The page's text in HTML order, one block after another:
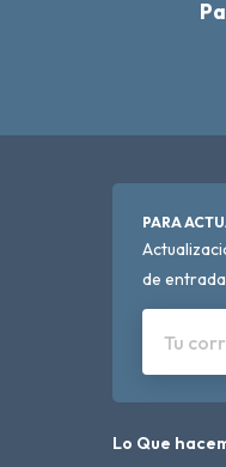
PARA
de
Tu
Lo Que